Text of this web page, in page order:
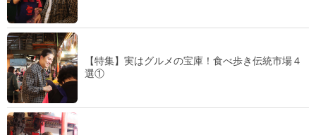
【特集】実はグルメの宝庫！食べ歩き伝統市場４
選①